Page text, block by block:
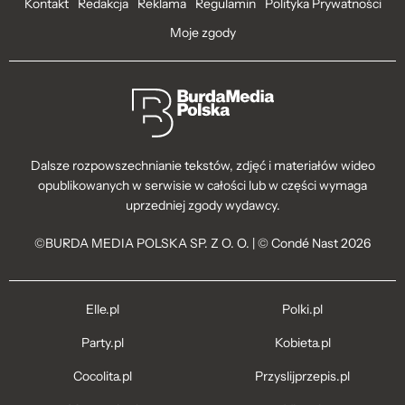
Kontakt Redakcja Reklama Regulamin
Polityka Prywatności
Moje zgody
Dalsze rozpowszechnianie tekstów, zdjęć i materiałów wideo
opublikowanych w serwisie w całości lub w części wymaga
uprzedniej zgody wydawcy.
©BURDA MEDIA POLSKA SP. Z O. O. | © Condé Nast 2026
Elle.pl
Party.pl
Cocolita.pl
Polki.pl
Kobieta.pl
Przyslijprzepis.pl